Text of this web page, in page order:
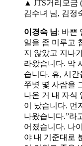
▲ JTS거리모금
김수녀 님, 김정
이경숙 님: 바쁜
일을 좀 미루고
지 않았고 지나
라왔습니다. 막
습니다. 휴, 시
쭈볏 몇 사람을
나온 거 내 자식
이 났습니다. 먼
나왔습니다.”라
어졌습니다. 나
야 내 기준대로